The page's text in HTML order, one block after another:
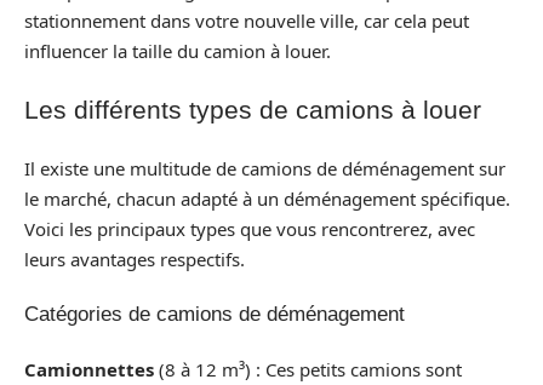
stationnement dans votre nouvelle ville, car cela peut
influencer la taille du camion à louer.
Les différents types de camions à louer
Il existe une multitude de camions de déménagement sur
le marché, chacun adapté à un déménagement spécifique.
Voici les principaux types que vous rencontrerez, avec
leurs avantages respectifs.
Catégories de camions de déménagement
Camionnettes (8 à 12 m³) : Ces petits camions sont